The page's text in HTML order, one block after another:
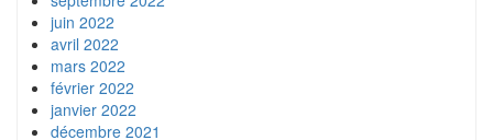
juin 2022
avril 2022
mars 2022
février 2022
janvier 2022
décembre 2021